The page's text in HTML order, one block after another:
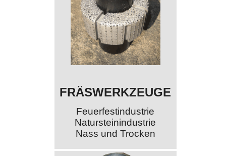
FRÄSWERKZEUGE
Feuerfestindustrie
Natursteinindustrie
Nass und Trocken